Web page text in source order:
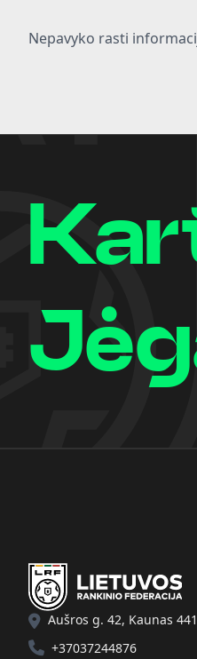
Nepavyko rasti
Aušros g. 42, Kaunas
+37037244876